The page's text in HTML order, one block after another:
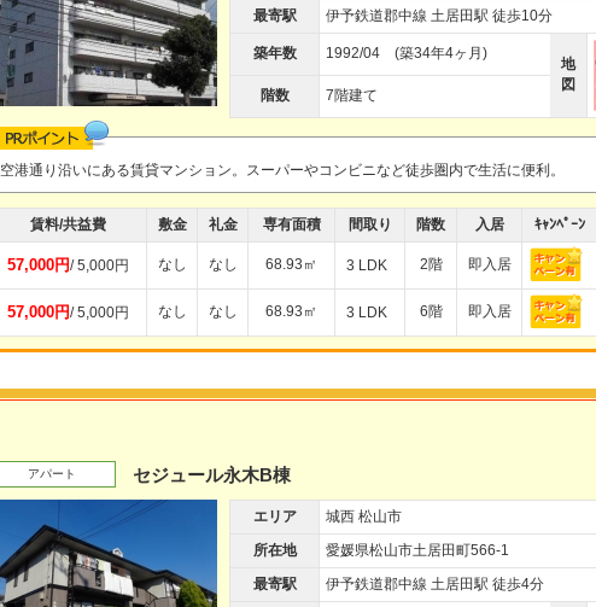
最寄駅
伊予鉄道郡中線 土居田駅 徒歩10分
築年数 1992/04 (築34年4ヶ月)
地
図
階数 7階建て
空港通り沿いにある賃貸マンション。スーパーやコンビニなど徒歩圏内で生活に便利。
賃料/共益費 敷金 礼金 専有面積 間取り 階数 入居 ｷｬﾝﾍﾟｰﾝ
57,000円/ 5,000円 なし なし 68.93㎡ 3 LDK 2階 即入居
57,000円/ 5,000円 なし なし 68.93㎡ 3 LDK 6階 即入居
アパート セジュール永木B棟
エリア
城西 松山市
所在地
愛媛県松山市土居田町566-1
最寄駅
伊予鉄道郡中線 土居田駅 徒歩4分